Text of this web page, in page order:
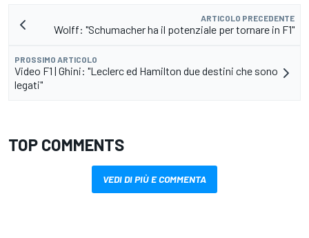
ARTICOLO PRECEDENTE
Wolff: "Schumacher ha il potenziale per tornare in F1"
PROSSIMO ARTICOLO
Video F1 | Ghini: "Leclerc ed Hamilton due destini che sono
legati"
TOP COMMENTS
VEDI DI PIÙ E COMMENTA